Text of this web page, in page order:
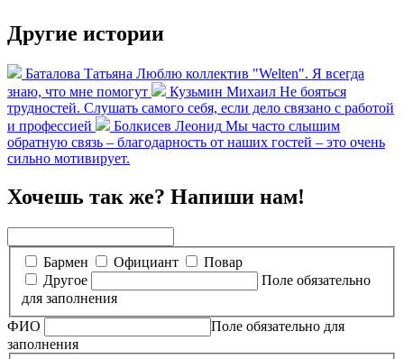
Другие истории
Баталова Татьяна Люблю коллектив "Welten". Я всегда
знаю, что мне помогут
Кузьмин Михаил Не бояться
трудностей. Слушать самого себя, если дело связано с работой
и профессией
Болкисев Леонид Мы часто слышим
обратную связь – благодарность от наших гостей – это очень
сильно мотивирует.
Хочешь так же? Напиши нам!
Бармен Официант
Повар
Другое
Поле обязательно
для заполнения
ФИО
Поле обязательно для
заполнения